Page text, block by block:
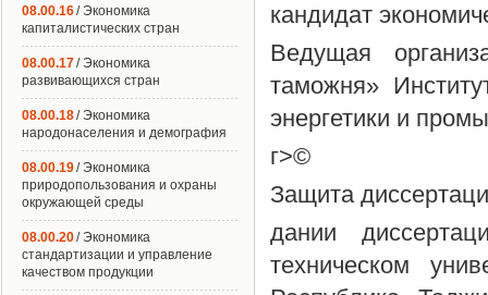
кандидат
Ведущая
таможня»
энергетики и
г>©
Защита
дании
техническом
08.00.16/ Экономика
капиталистических стран
08.00.17/ Экономика
развивающихся стран
08.00.18/ Экономика
народонаселения и демография
08.00.19/ Экономика
природопользования и охраны
окружающей среды
08.00.20/ Экономика
стандартизации и управление
качеством продукции